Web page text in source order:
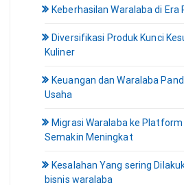
Keberhasilan Waralaba di Era
Diversifikasi Produk Kunci
Kuliner
Keuangan dan Waralaba
Usaha
Migrasi Waralaba ke
Semakin Meningkat
Kesalahan Yang sering
bisnis waralaba